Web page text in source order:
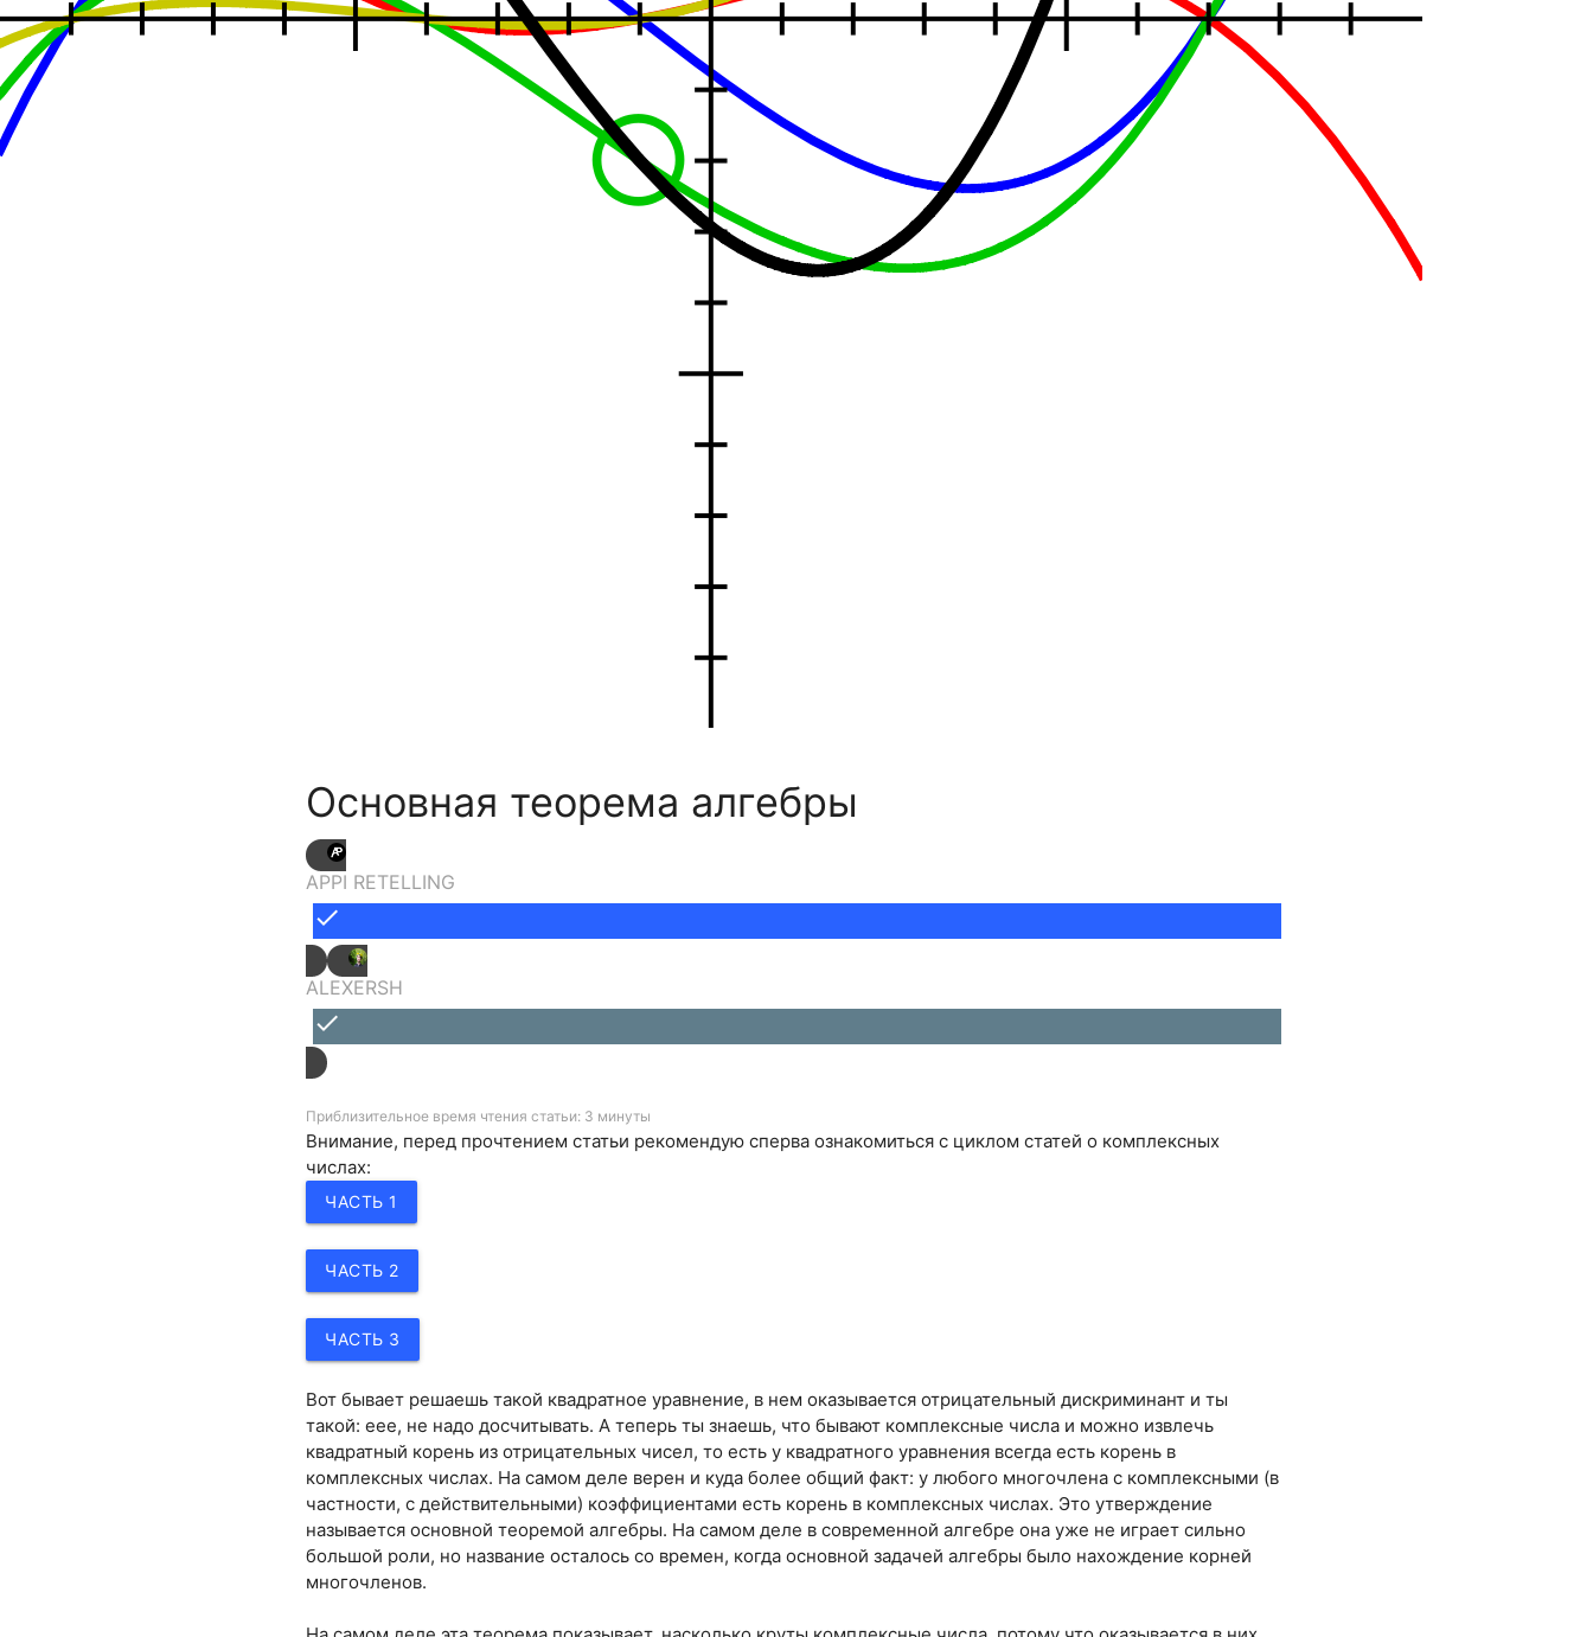
Основная теорема алгебры
APPI RETELLING
done
ALEXERSH
done
Приблизительное время чтения статьи: 3 минуты
Внимание, перед прочтением статьи рекомендую сперва ознакомиться с циклом статей о комплексных
числах:
ЧАСТЬ 1
ЧАСТЬ 2
ЧАСТЬ 3
Вот бывает решаешь такой квадратное уравнение, в нем оказывается отрицательный дискриминант и ты
такой: еее, не надо досчитывать. А теперь ты знаешь, что бывают комплексные числа и можно извлечь
квадратный корень из отрицательных чисел, то есть у квадратного уравнения всегда есть корень в
комплексных числах. На самом деле верен и куда более общий факт: у любого многочлена с комплексными (в
частности, с действительными) коэффициентами есть корень в комплексных числах. Это утверждение
называется основной теоремой алгебры. На самом деле в современной алгебре она уже не играет сильно
большой роли, но название осталось со времен, когда основной задачей алгебры было нахождение корней
многочленов.